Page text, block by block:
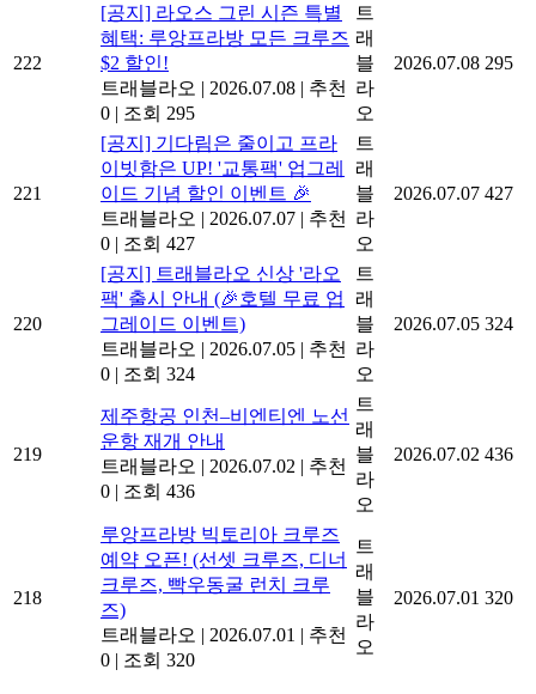
222
[공지] 라오스 그린 시즌 특별
혜택: 루앙프라방 모든 크루즈
$2 할인!
트래블라오 | 2026.07.08 | 추천
0 | 조회 295
트
래
블
라
오
2026.07.08 295
221
[공지] 기다림은 줄이고 프라
이빗함은 UP! '교통팩' 업그레
이드 기념 할인 이벤트 🎉
트래블라오 | 2026.07.07 | 추천
0 | 조회 427
트
래
블
라
오
2026.07.07 427
220
[공지] 트래블라오 신상 '라오
팩' 출시 안내 (🎉호텔 무료 업
그레이드 이벤트)
트래블라오 | 2026.07.05 | 추천
0 | 조회 324
트
래
블
라
오
2026.07.05 324
219
제주항공 인천–비엔티엔 노선
운항 재개 안내
트래블라오 | 2026.07.02 | 추천
0 | 조회 436
트
래
블
라
오
2026.07.02 436
218
루앙프라방 빅토리아 크루즈
예약 오픈! (선셋 크루즈, 디너
크루즈, 빡우동굴 런치 크루
즈)
트래블라오 | 2026.07.01 | 추천
0 | 조회 320
트
래
블
라
오
2026.07.01 320